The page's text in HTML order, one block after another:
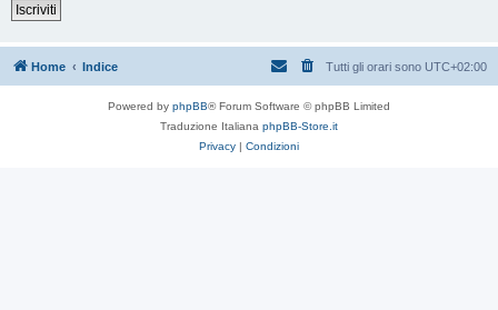
Iscriviti
Home Indice Tutti gli orari sono UTC+02:00
Powered by phpBB® Forum Software © phpBB Limited
Traduzione Italiana phpBB-Store.it
Privacy | Condizioni